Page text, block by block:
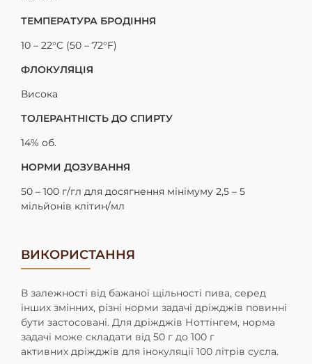
ТЕМПЕРАТУРА БРОДІННЯ
10 – 22°C (50 – 72°F)
ФЛОКУЛЯЦІЯ
Висока
ТОЛЕРАНТНІСТЬ ДО СПИРТУ
14% об.
НОРМИ ДОЗУВАННЯ
50 – 100 г/гл для досягнення мінімуму 2,5 – 5
мільйонів клітин/мл
ВИКОРИСТАННЯ
В залежності від бажаної щільності пива, серед
інших змінних, різні норми задачі дріжджів повинні
бути застосовані. Для дріжджів Ноттінгем, норма
задачі може складати від 50 г до 100 г
активних дріжджів для інокуляції 100 літрів сусла.